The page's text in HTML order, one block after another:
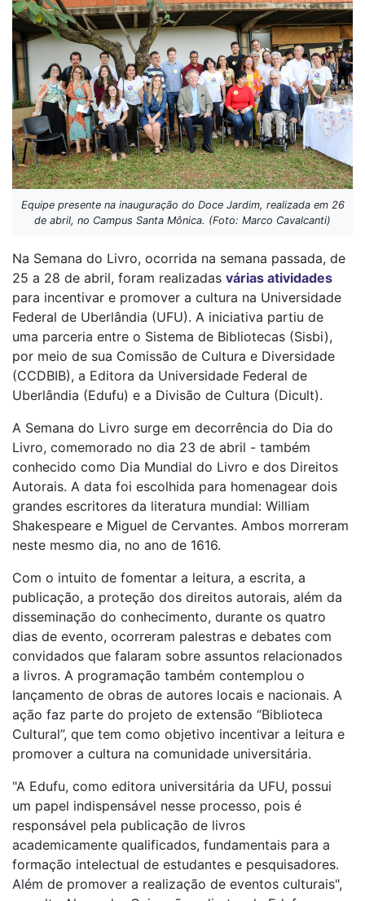
Equipe presente na inauguração do Doce Jardim, realizada em 26
de abril, no Campus Santa Mônica. (Foto: Marco Cavalcanti)
Na Semana do Livro, ocorrida na semana passada, de
25 a 28 de abril, foram realizadas várias atividades
para incentivar e promover a cultura na Universidade
Federal de Uberlândia (UFU). A iniciativa partiu de
uma parceria entre o Sistema de Bibliotecas (Sisbi),
por meio de sua Comissão de Cultura e Diversidade
(CCDBIB), a Editora da Universidade Federal de
Uberlândia (Edufu) e a Divisão de Cultura (Dicult).
A Semana do Livro surge em decorrência do Dia do
Livro, comemorado no dia 23 de abril - também
conhecido como Dia Mundial do Livro e dos Direitos
Autorais. A data foi escolhida para homenagear dois
grandes escritores da literatura mundial: William
Shakespeare e Miguel de Cervantes. Ambos morreram
neste mesmo dia, no ano de 1616.
Com o intuito de fomentar a leitura, a escrita, a
publicação, a proteção dos direitos autorais, além da
disseminação do conhecimento, durante os quatro
dias de evento, ocorreram palestras e debates com
convidados que falaram sobre assuntos relacionados
a livros. A programação também contemplou o
lançamento de obras de autores locais e nacionais. A
ação faz parte do projeto de extensão “Biblioteca
Cultural”, que tem como objetivo incentivar a leitura e
promover a cultura na comunidade universitária.
"A Edufu, como editora universitária da UFU, possui
um papel indispensável nesse processo, pois é
responsável pela publicação de livros
academicamente qualificados, fundamentais para a
formação intelectual de estudantes e pesquisadores.
Além de promover a realização de eventos culturais",